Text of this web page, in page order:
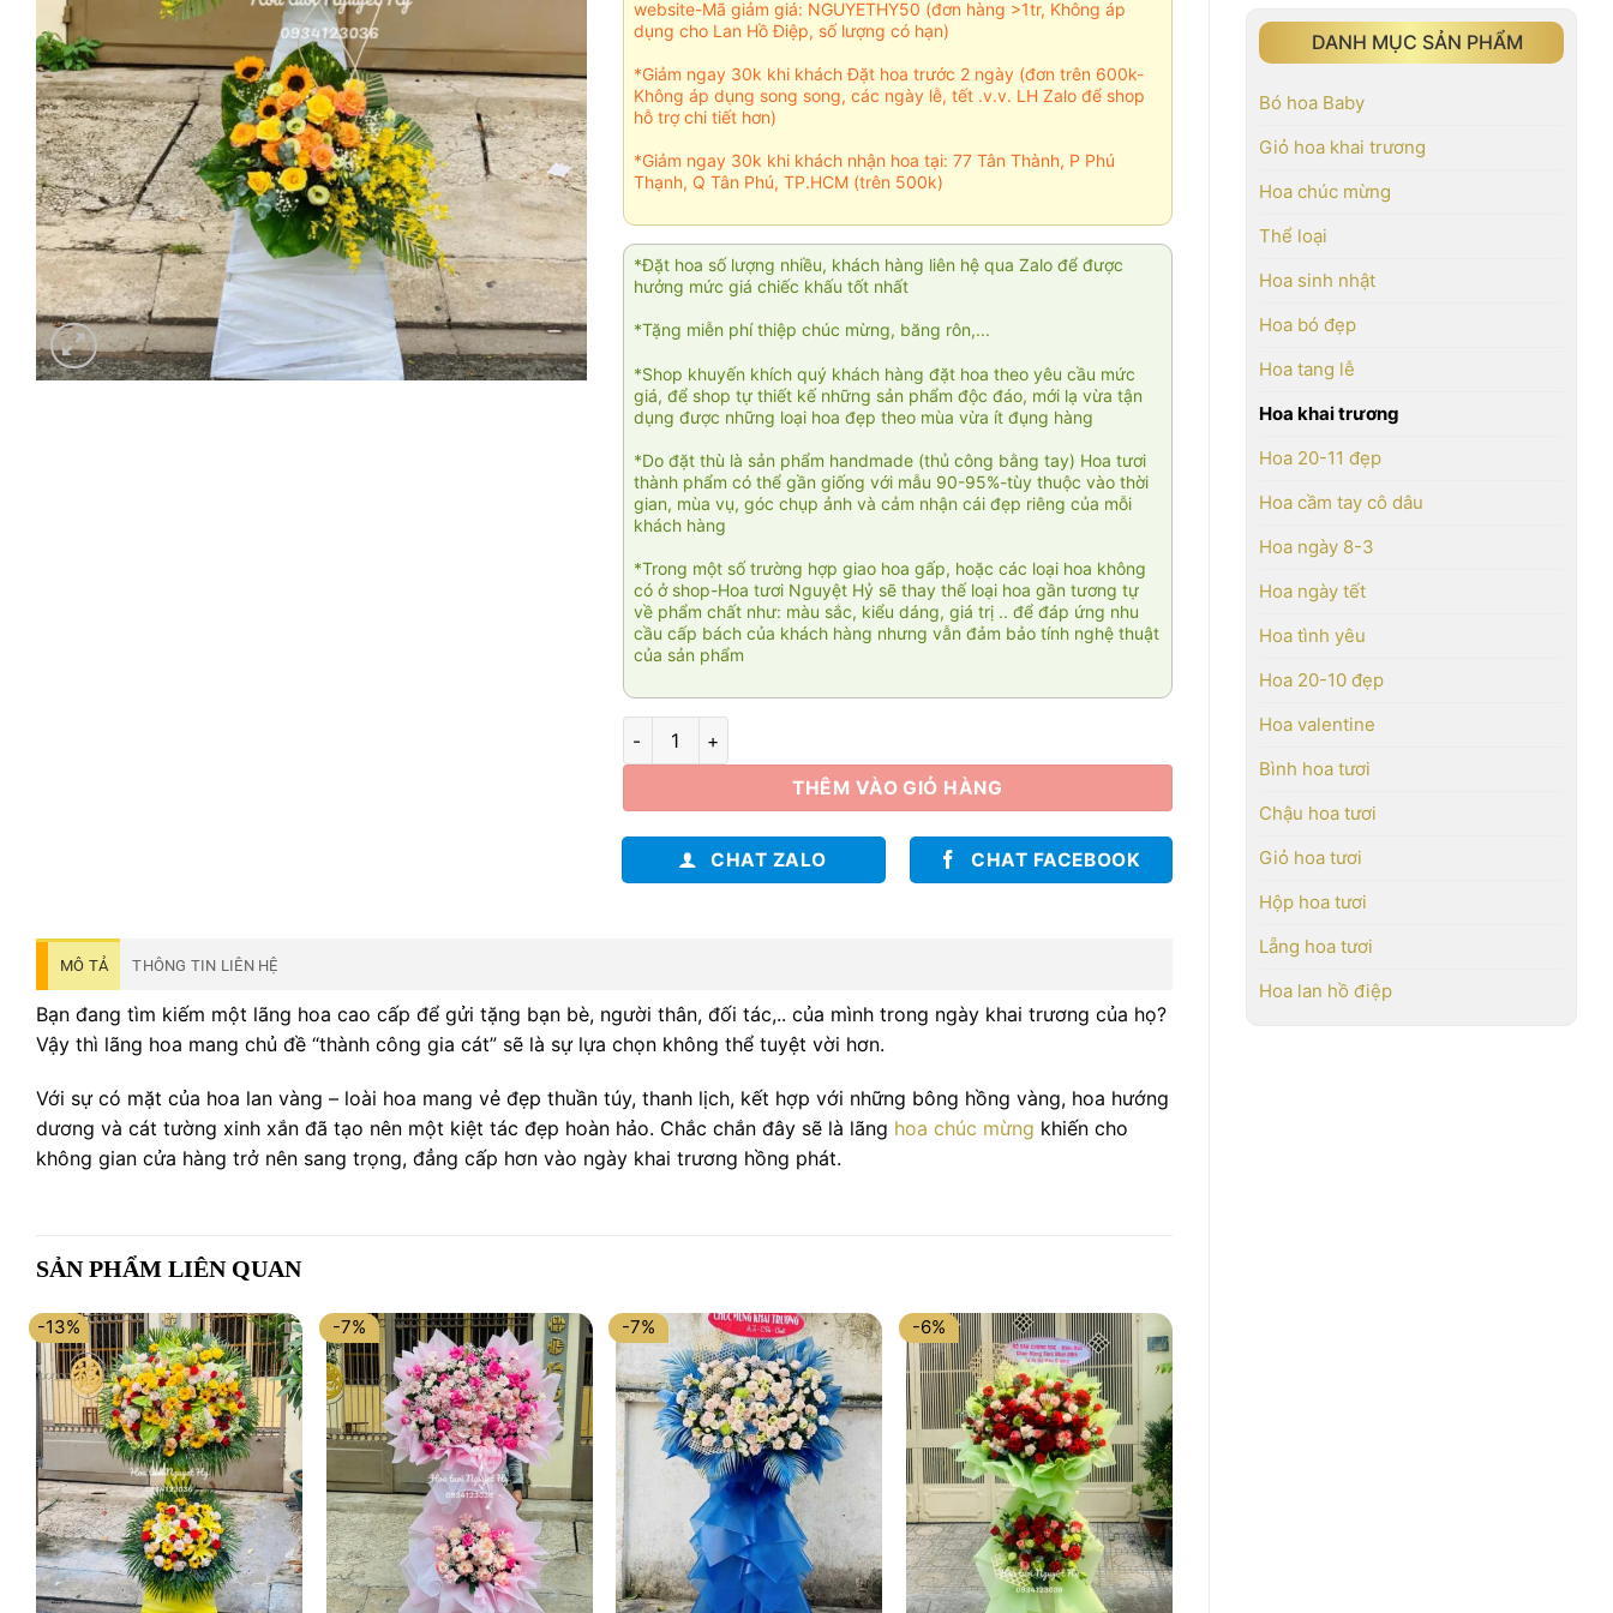
DANH MỤC SẢN PHẨM
Bó hoa Baby
Giỏ hoa khai trương
Hoa chúc mừng
Thể loại
Hoa sinh nhật
Hoa bó đẹp
Hoa tang lễ
Hoa khai trương
Hoa 20-11 đẹp
Hoa cầm tay cô dâu
Hoa ngày 8-3
Hoa ngày tết
Hoa tình yêu
Hoa 20-10 đẹp
Hoa valentine
Bình hoa tươi
Chậu hoa tươi
Giỏ hoa tươi
Hộp hoa tươi
Lẵng hoa tươi
Hoa lan hồ điệp
website-Mã giảm giá: NGUYETHY50 (đơn hàng >1tr, Không áp
dụng cho Lan Hồ Điệp, số lượng có hạn)
*Giảm ngay 30k khi khách Đặt hoa trước 2 ngày (đơn trên 600k-
Không áp dụng song song, các ngày lễ, tết .v.v. LH Zalo để shop
hỗ trợ chi tiết hơn)
*Giảm ngay 30k khi khách nhận hoa tại: 77 Tân Thành, P Phú
Thạnh, Q Tân Phú, TP.HCM (trên 500k)
*Đặt hoa số lượng nhiều, khách hàng liên hệ qua Zalo để được
hưởng mức giá chiếc khấu tốt nhất
*Tặng miễn phí thiệp chúc mừng, băng rôn,...
*Shop khuyến khích quý khách hàng đặt hoa theo yêu cầu mức
giá, để shop tự thiết kế những sản phẩm độc đáo, mới lạ vừa tận
dụng được những loại hoa đẹp theo mùa vừa ít đụng hàng
*Do đặt thù là sản phẩm handmade (thủ công bằng tay) Hoa tươi
thành phẩm có thể gần giống với mẫu 90-95%-tùy thuộc vào thời
gian, mùa vụ, góc chụp ảnh và cảm nhận cái đẹp riêng của mỗi
khách hàng
*Trong một số trường hợp giao hoa gấp, hoặc các loại hoa không
có ở shop-Hoa tươi Nguyệt Hỷ sẽ thay thế loại hoa gần tương tự
về phẩm chất như: màu sắc, kiểu dáng, giá trị .. để đáp ứng nhu
cầu cấp bách của khách hàng nhưng vẫn đảm bảo tính nghệ thuật
của sản phẩm
Thành công gia cát số lượng
THÊM VÀO GIỎ HÀNG
CHAT ZALO CHAT FACEBOOK
MÔ TẢ THÔNG TIN LIÊN HỆ
Bạn đang tìm kiếm một lãng hoa cao cấp để gửi tặng bạn bè, người thân, đối tác,.. của mình trong ngày khai trương của họ?
Vậy thì lãng hoa mang chủ đề “thành công gia cát” sẽ là sự lựa chọn không thể tuyệt vời hơn.
Với sự có mặt của hoa lan vàng – loài hoa mang vẻ đẹp thuần túy, thanh lịch, kết hợp với những bông hồng vàng, hoa hướng
dương và cát tường xinh xắn đã tạo nên một kiệt tác đẹp hoàn hảo. Chắc chắn đây sẽ là lãng hoa chúc mừng khiến cho
không gian cửa hàng trở nên sang trọng, đẳng cấp hơn vào ngày khai trương hồng phát.
SẢN PHẨM LIÊN QUAN
-13% -7% -7% -6%